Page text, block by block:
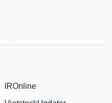
IROnline